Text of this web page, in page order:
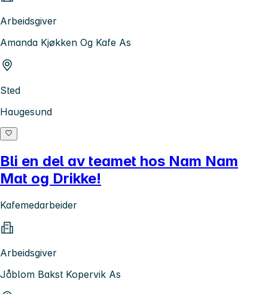
Arbeidsgiver
Amanda Kjøkken Og Kafe As
Sted
Haugesund
Bli en del av teamet hos Nam Nam
Mat og Drikke!
Kafemedarbeider
Arbeidsgiver
Jåblom Bakst Kopervik As